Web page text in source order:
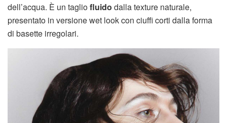
dell’acqua. È un tagliofluido dalla texture naturale,
presentato in versione wet look con ciuffi corti dalla forma
di basette irregolari.